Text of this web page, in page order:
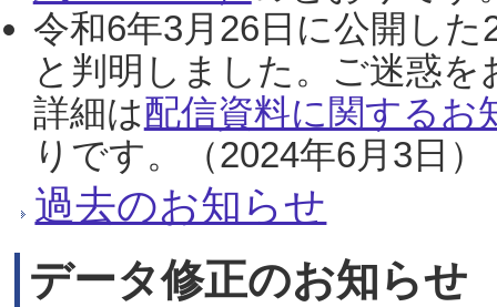
令和6年3月26日に公開し
と判明しました。ご迷惑
詳細は配信資料に関するお
りです。（2024年6月3日）
過去のお知らせ
データ修正のお知らせ